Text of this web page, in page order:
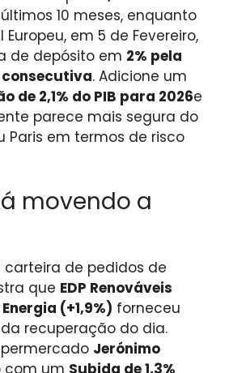
10 meses, enquanto
em 5 de Fevereiro,
de depósito em 2% pela
. Adicione um
de 2,1% do PIB para 2026e
parece mais segura do
Paris em termos de risco
movendo a
de pedidos de
que EDP ​​Renováveis ​​
(+1,9%) forneceu
recuperação do dia.
Jerónimo
com um Subida de 1,3%